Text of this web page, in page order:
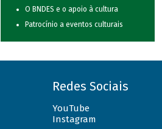
O BNDES e o apoio à cultura
Patrocínio a eventos culturais
Redes Sociais
YouTube
Instagram